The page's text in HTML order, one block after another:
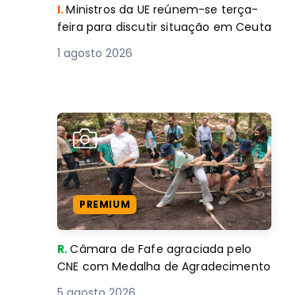
I.Ministros da UE reúnem-se terça-
feira para discutir situação em Ceuta
1 agosto 2026
PREMIUM
R.Câmara de Fafe agraciada pelo
CNE com Medalha de Agradecimento